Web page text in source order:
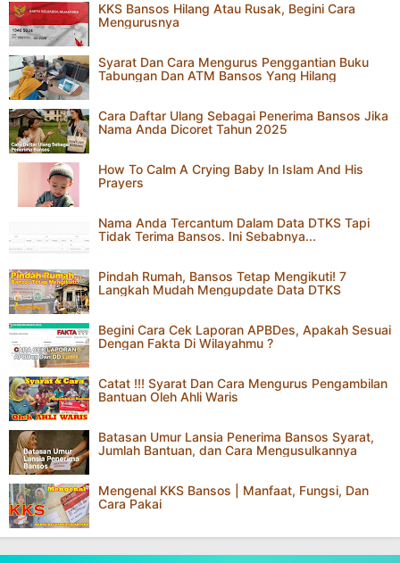
KKS Bansos Hilang Atau Rusak, Begini Cara
Mengurusnya
Syarat Dan Cara Mengurus Penggantian Buku
Tabungan Dan ATM Bansos Yang Hilang
Cara Daftar Ulang Sebagai Penerima Bansos Jika
Nama Anda Dicoret Tahun 2025
How To Calm A Crying Baby In Islam And His
Prayers
Nama Anda Tercantum Dalam Data DTKS Tapi
Tidak Terima Bansos. Ini Sebabnya...
Pindah Rumah, Bansos Tetap Mengikuti! 7
Langkah Mudah Mengupdate Data DTKS
Begini Cara Cek Laporan APBDes, Apakah Sesuai
Dengan Fakta Di Wilayahmu ?
Catat !!! Syarat Dan Cara Mengurus Pengambilan
Bantuan Oleh Ahli Waris
Batasan Umur Lansia Penerima Bansos Syarat,
Jumlah Bantuan, dan Cara Mengusulkannya
Mengenal KKS Bansos | Manfaat, Fungsi, Dan
Cara Pakai